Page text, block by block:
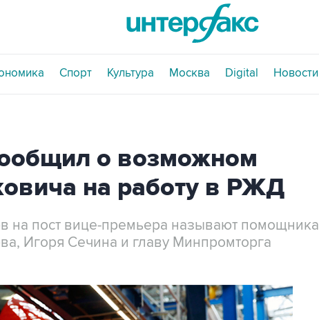
Спорт Культура Москва Digital Новости
о возможном
на работу в РЖД
на пост вице-премьера называют помощника
Игоря Сечина и главу Минпромторга